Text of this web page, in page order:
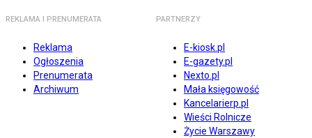
REKLAMA I PRENUMERATA
Reklama
Ogłoszenia
Prenumerata
Archiwum
PARTNERZY
E-kiosk.pl
E-gazety.pl
Nexto.pl
Mała księgowość
Kancelarierp.pl
Wieści Rolnicze
Życie Warszawy